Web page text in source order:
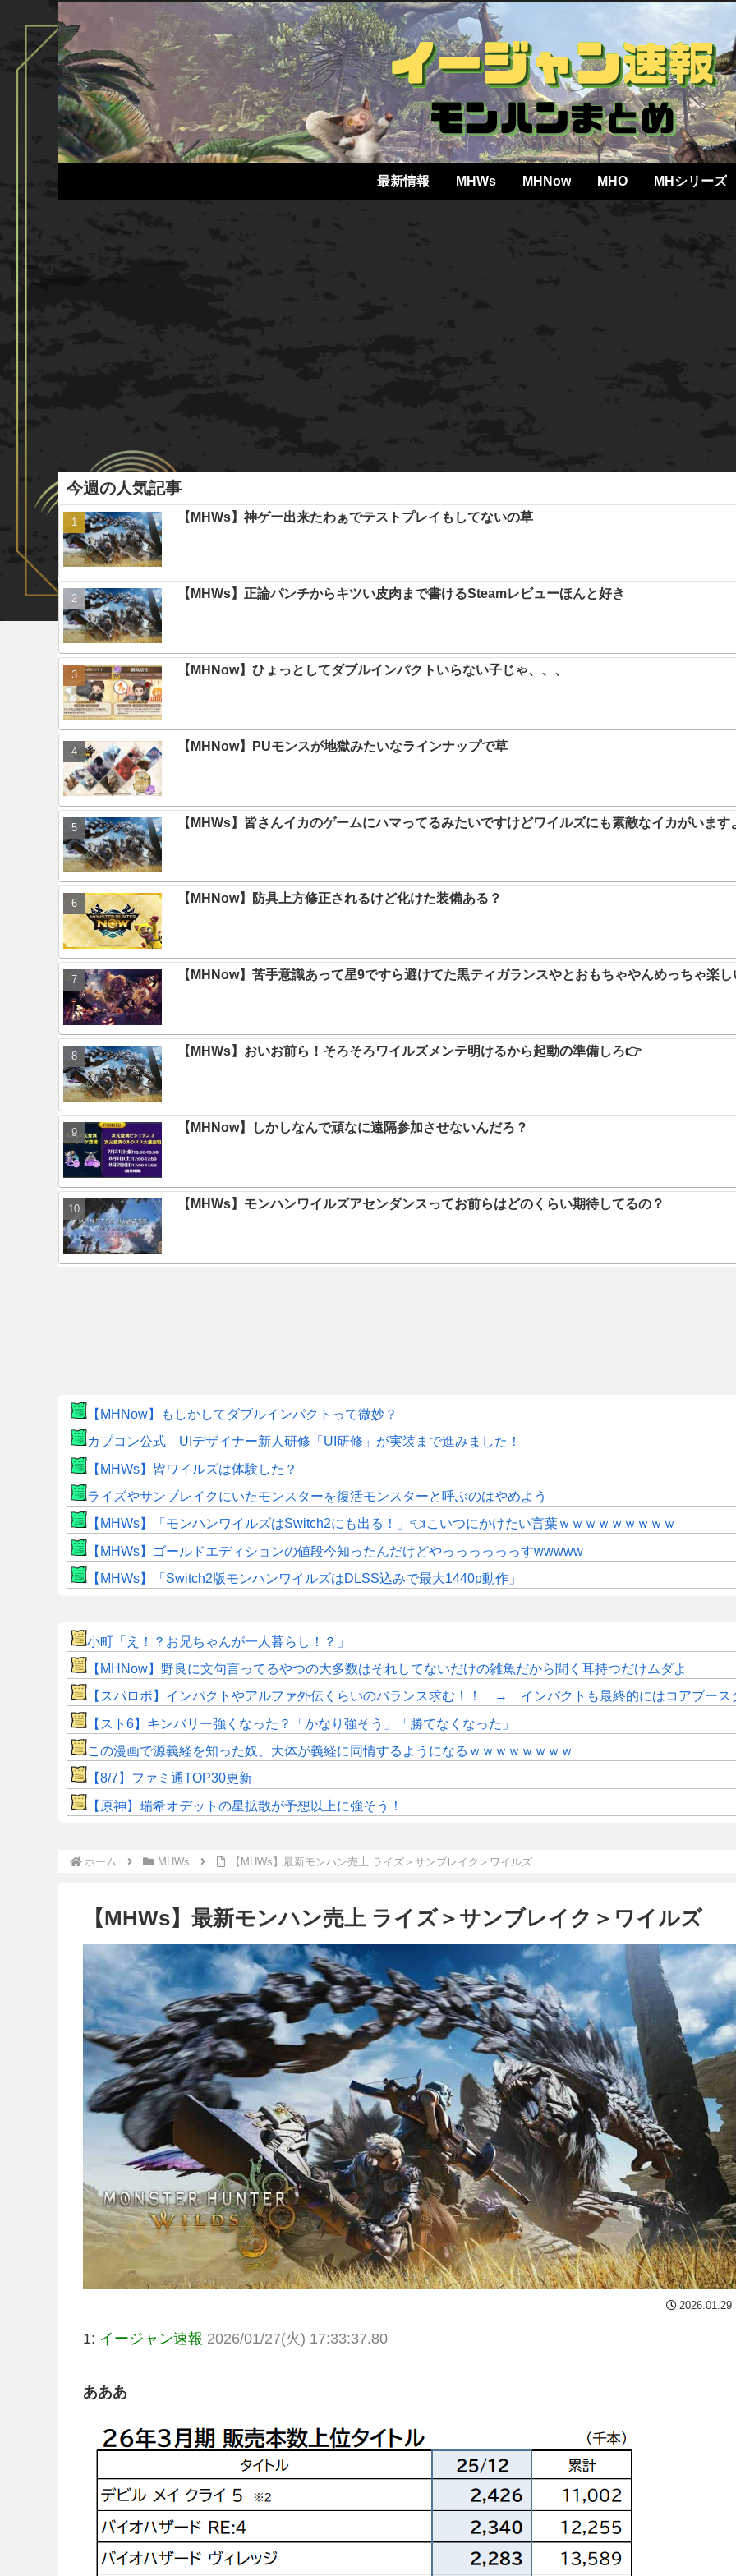
最新情報 MHWs MHNow MHO MHシリーズ
今週の人気記事
【MHWs】神ゲー出来たわぁでテストプレイもしてないの草
【MHWs】正論パンチからキツい皮肉まで書けるSteamレビューほんと好き
【MHNow】ひょっとしてダブルインパクトいらない子じゃ、、、
【MHNow】PUモンスが地獄みたいなラインナップで草
【MHWs】皆さんイカのゲームにハマってるみたいですけどワイルズにも素敵なイカがいます
【MHNow】防具上方修正されるけど化けた装備ある？
【MHNow】苦手意識あって星9ですら避けてた黒ティガランスやとおもちゃやんめっちゃ楽し
【MHWs】おいお前ら！そろそろワイルズメンテ明けるから起動の準備しろ👉
【MHNow】しかしなんで頑なに遠隔参加させないんだろ？
【MHWs】モンハンワイルズアセンダンスってお前らはどのくらい期待してるの？
【MHNow】もしかしてダブルインパクトって微妙？
カプコン公式 UIデザイナー新人研修「UI研修」が実装まで進みました！
【MHWs】皆ワイルズは体験した？
ライズやサンブレイクにいたモンスターを復活モンスターと呼ぶのはやめよう
【MHWs】「モンハンワイルズはSwitch2にも出る！」👈こいつにかけたい言葉ｗｗｗｗｗｗｗｗｗ
【MHWs】ゴールドエディションの値段今知ったんだけどやっっっっっっすwwwww
【MHWs】「Switch2版モンハンワイルズはDLSS込みで最大1440p動作」
小町「え！？お兄ちゃんが一人暮らし！？」
【MHNow】野良に文句言ってるやつの大多数はそれしてないだけの雑魚だから聞く耳持つだけムダよ
【スパロボ】インパクトやアルファ外伝くらいのバランス求む！！ → インパクトも最終的にはコアブース
【スト6】キンバリー強くなった？「かなり強そう」「勝てなくなった」
この漫画で源義経を知った奴、大体が義経に同情するようになるｗｗｗｗｗｗｗｗ
【8/7】ファミ通TOP30更新
【原神】瑞希オデットの星拡散が予想以上に強そう！
ホーム MHWs 【MHWs】最新モンハン売上 ライズ＞サンブレイク＞ワイルズ
【MHWs】最新モンハン売上 ライズ＞サンブレイク＞ワイルズ
2026.01.29
1: イージャン速報 2026/01/27(火) 17:33:37.80
あああ